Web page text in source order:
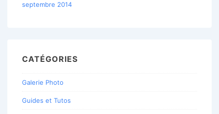
septembre 2014
CATÉGORIES
Galerie Photo
Guides et Tutos